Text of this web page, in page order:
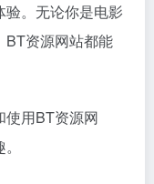
。无论你是电影
BT资源网站都能
使用BT资源网